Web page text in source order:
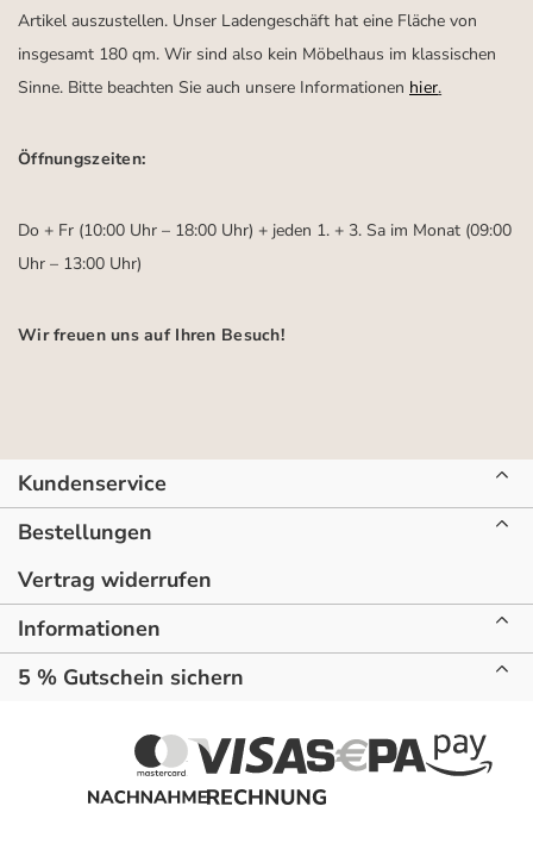
Artikel auszustellen. Unser Ladengeschäft hat eine Fläche von
insgesamt 180 qm. Wir sind also kein Möbelhaus im klassischen
Sinne. Bitte beachten Sie auch unsere Informationen hier.
Öffnungszeiten:
Do + Fr (10:00 Uhr – 18:00 Uhr) + jeden 1. + 3. Sa im Monat (09:00
Uhr – 13:00 Uhr)
Wir freuen uns auf Ihren Besuch!
Kundenservice
Bestellungen
Vertrag widerrufen
Informationen
5 % Gutschein sichern